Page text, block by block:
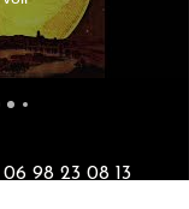
06 98 23 08 13